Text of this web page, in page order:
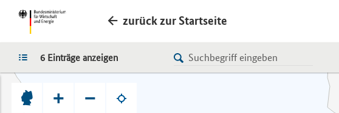
zurück zur Startseite
LISTE
6 Einträge anzeigen
+ −